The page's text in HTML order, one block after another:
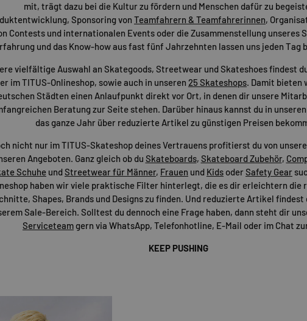
mit, trägt dazu bei die Kultur zu fördern und Menschen dafür zu
Sponsoring von Teamfahrern & Teamfahrerinnen,
Contests und internationalen Events oder die Zusammenstellung unseres
und das Know-how aus fast fünf Jahrzehnten lassen uns jeden Tag
vielfältige Auswahl an Skategoods, Streetwear und Skateshoes findest
im TITUS-Onlineshop, sowie auch in unseren 25 Skateshops. Damit bieten
Städten einen Anlaufpunkt direkt vor Ort, in denen dir unsere
Beratung zur Seite stehen. Darüber hinaus kannst du in
das ganze Jahr über reduzierte Artikel zu günstigen Preisen
nicht nur im TITUS-Skateshop deines Vertrauens profitierst du von
Angeboten. Ganz gleich ob du Skateboards, Skateboard Zubehör,
Schuhe undStreetwear für Männer, Frauen und Kids oderSafety Gear
haben wir viele praktische Filter hinterlegt, die es dir erleichtern die
Shapes, Brands und Designs zu finden. Und reduzierte Artikel findest
Sale-Bereich. Solltest du dennoch eine Frage haben, dann steht dir
Serviceteamgern via WhatsApp, Telefonhotline, E-Mail oder im Chat
KEEP PUSHING